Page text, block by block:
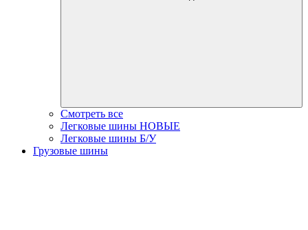
Смотреть все
Легковые шины НОВЫЕ
Легковые шины Б/У
Грузовые шины